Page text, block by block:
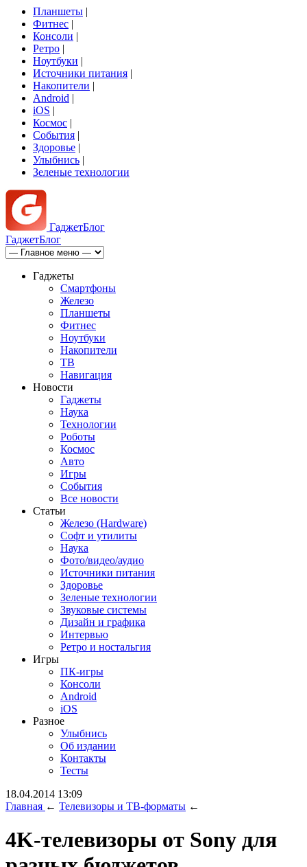
Планшеты |
Фитнес |
Консоли |
Ретро |
Ноутбуки |
Источники питания |
Накопители |
Android |
iOS |
Космос |
События |
Здоровье |
Улыбнись |
Зеленые технологии
ГаджетБлог
ГаджетБлог
Гаджеты
Смартфоны
Железо
Планшеты
Фитнес
Ноутбуки
Накопители
ТВ
Навигация
Новости
Гаджеты
Наука
Технологии
Роботы
Космос
Авто
Игры
События
Все новости
Статьи
Железо (Hardware)
Софт и утилиты
Наука
Фото/видео/аудио
Источники питания
Здоровье
Зеленые технологии
Звуковые системы
Дизайн и графика
Интервью
Ретро и ностальгия
Игры
ПК-игры
Консоли
Android
iOS
Разное
Улыбнись
Об издании
Контакты
Тесты
18.04.2014 13:09
Главная ← Телевизоры и ТВ-форматы ←
4K-телевизоры от Sony для